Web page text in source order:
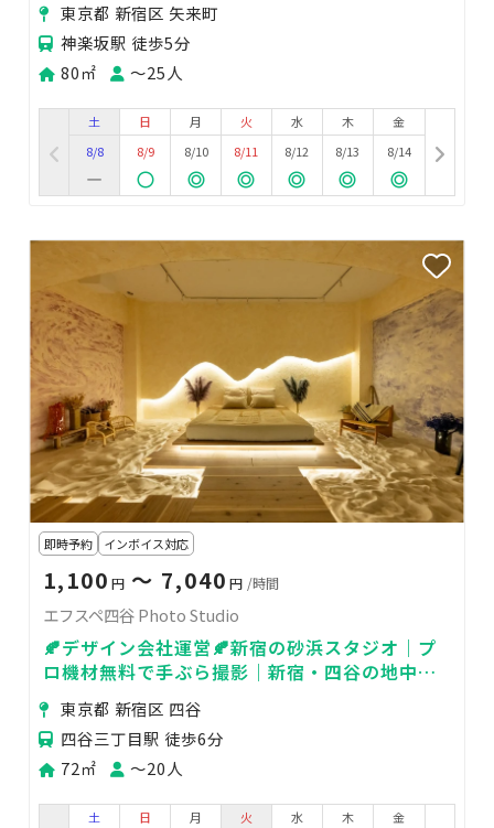
東京都 新宿区 矢来町
神楽坂駅 徒歩5分
80㎡
〜25人
土
8/8
日
8/9
月
8/10
火
8/11
水
8/12
木
8/13
金
8/14
即時予約 インボイス対応
1,100 円 〜 7,040 円 /時間
エフスペ四谷 Photo Studio
🍂デザイン会社運営🍂新宿の砂浜スタジオ｜プ
ロ機材無料で手ぶら撮影｜新宿・四谷の地中海
リゾート空間を貸切
東京都 新宿区 四谷
四谷三丁目駅 徒歩6分
72㎡
〜20人
土 日 月 火 水 木 金